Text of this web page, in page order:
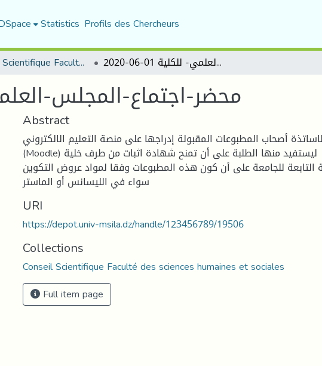
Statistics Profils des Chercheurs
Conseil Scientifique Faculté des sciences humaines et sociales محضر-اجتماع-المجلس-العلمي- للكلية 01-06-2020
محضر-اجتماع-المجلس-العلمي-
Abstract
أصحاب المطبوعات المقبولة إدراجها على منصة التعليم الالكتروني
(Moodle) ليستفيد منها الطلبة على أن تمنح شهادة اثبات من طرف خلية
التابعة للجامعة على أن كون هذه المطبوعات وفقا لمواد عروض التكوين
سواء في الليسانس أو الماستر
URI
https://depot.univ-msila.dz/handle/123456789/19506
Collections
Conseil Scientifique Faculté des sciences humaines et sociales
Full item page